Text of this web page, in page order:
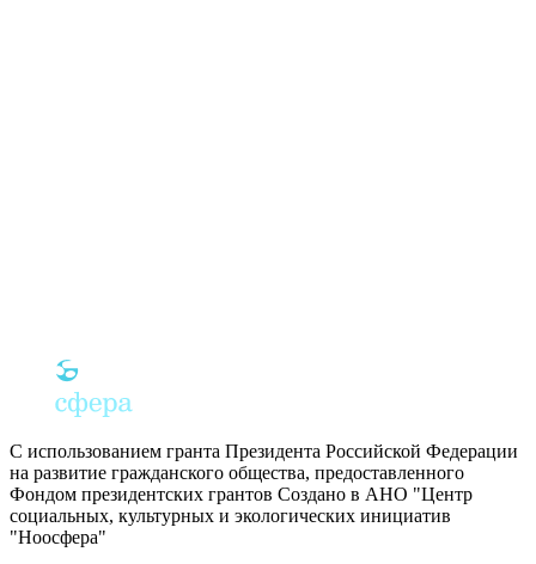
С использованием гранта Президента Российской Федерации
на развитие гражданского общества, предоставленного
Фондом президентских грантов Создано в АНО "Центр
социальных, культурных и экологических инициатив
"Ноосфера"